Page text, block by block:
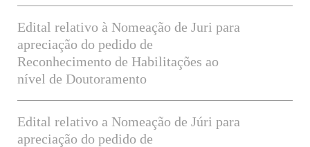
Edital relativo à Nomeação de Juri para
apreciação do pedido de
Reconhecimento de Habilitações ao
nível de Doutoramento
Edital relativo a Nomeação de Júri para
apreciação do pedido de